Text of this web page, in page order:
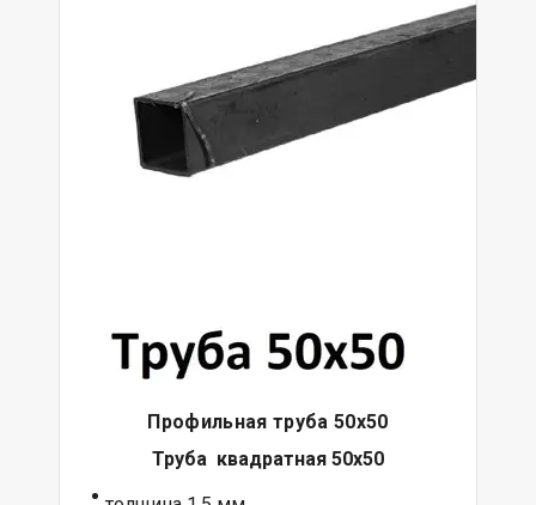
Профильная труба 50х50
Труба квадратная 50х50